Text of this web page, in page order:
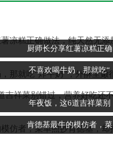
厨师长分享红薯凉糕正确
不喜欢喝牛奶，那就吃“
年夜饭，这6道吉祥菜别
肯德基最牛的模仿者，菜